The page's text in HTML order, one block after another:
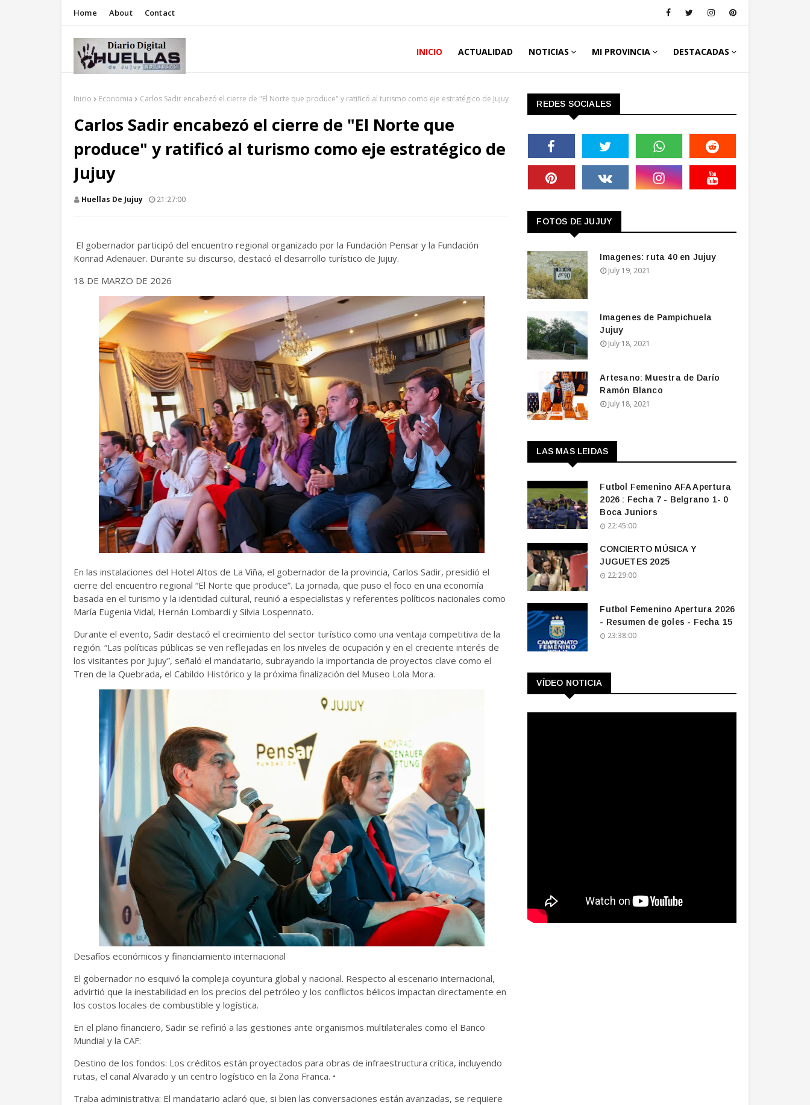
Home About Contact
INICIO ACTUALIDAD NOTICIAS MI PROVINCIA DESTACADAS
Inicio Economia Carlos Sadir encabezó el cierre de "El Norte que produce" y ratificó al turismo como eje estratégico de Jujuy
Carlos Sadir encabezó el cierre de "El Norte que
produce" y ratificó al turismo como eje estratégico de
Jujuy
Huellas De Jujuy 21:27:00
El gobernador participó del encuentro regional organizado por la Fundación Pensar y la Fundación
Konrad Adenauer. Durante su discurso, destacó el desarrollo turístico de Jujuy.
18 DE MARZO DE 2026
En las instalaciones del Hotel Altos de La Viña, el gobernador de la provincia, Carlos Sadir, presidió el
cierre del encuentro regional “El Norte que produce”. La jornada, que puso el foco en una economía
basada en el turismo y la identidad cultural, reunió a especialistas y referentes políticos nacionales como
María Eugenia Vidal, Hernán Lombardi y Silvia Lospennato.
Durante el evento, Sadir destacó el crecimiento del sector turístico como una ventaja competitiva de la
región. “Las políticas públicas se ven reflejadas en los niveles de ocupación y en el creciente interés de
los visitantes por Jujuy”, señaló el mandatario, subrayando la importancia de proyectos clave como el
Tren de la Quebrada, el Cabildo Histórico y la próxima finalización del Museo Lola Mora.
Desafíos económicos y financiamiento internacional
El gobernador no esquivó la compleja coyuntura global y nacional. Respecto al escenario internacional,
advirtió que la inestabilidad en los precios del petróleo y los conflictos bélicos impactan directamente en
los costos locales de combustible y logística.
En el plano financiero, Sadir se refirió a las gestiones ante organismos multilaterales como el Banco
Mundial y la CAF:
Destino de los fondos: Los créditos están proyectados para obras de infraestructura crítica, incluyendo
rutas, el canal Alvarado y un centro logístico en la Zona Franca. •
Traba administrativa: El mandatario aclaró que, si bien las conversaciones están avanzadas, se requiere
REDES SOCIALES
FOTOS DE JUJUY
Imagenes: ruta 40 en Jujuy
July 19, 2021
Imagenes de Pampichuela
Jujuy
July 18, 2021
Artesano: Muestra de Darío
Ramón Blanco
July 18, 2021
LAS MAS LEIDAS
Futbol Femenino AFA Apertura
2026 : Fecha 7 - Belgrano 1- 0
Boca Juniors
22:45:00
CONCIERTO MÚSICA Y
JUGUETES 2025
22:29:00
Futbol Femenino Apertura 2026
- Resumen de goles - Fecha 15
23:38:00
VÍDEO NOTICIA